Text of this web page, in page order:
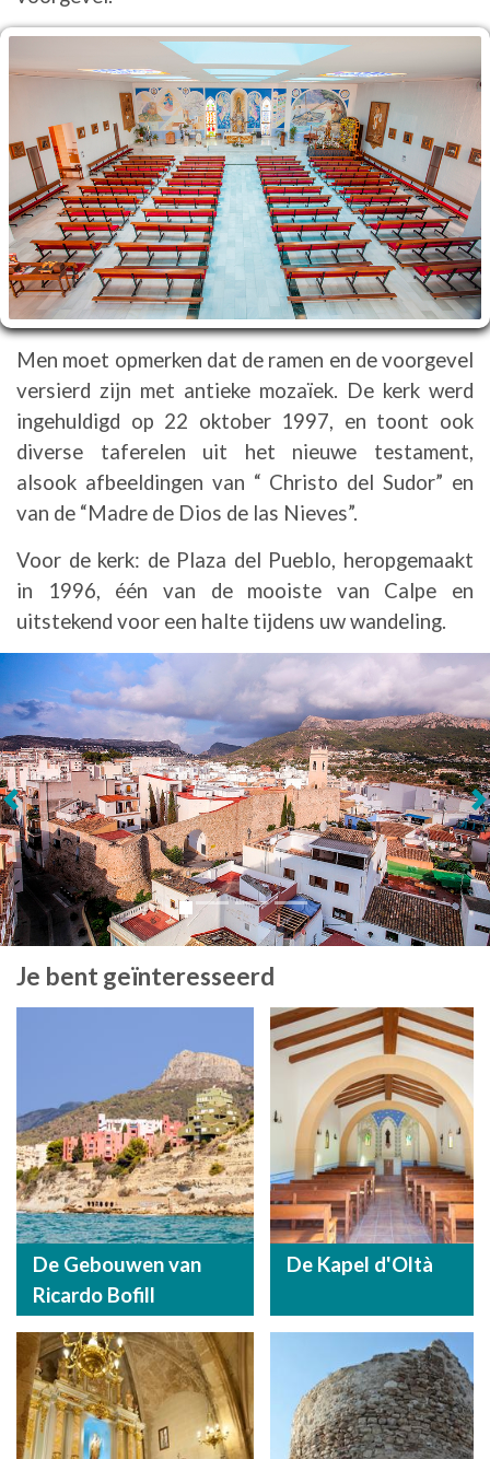
Men moet opmerken dat de ramen en de voorgevel
versierd zijn met antieke mozaïek. De kerk werd
ingehuldigd op 22 oktober 1997, en toont ook
diverse taferelen uit het nieuwe testament,
alsook afbeeldingen van “ Christo del Sudor” en
van de “Madre de Dios de las Nieves”.
Voor de kerk: de Plaza del Pueblo, heropgemaakt
in 1996, één van de mooiste van Calpe en
uitstekend voor een halte tijdens uw wandeling.
Volgende
Je bent geïnteresseerd
De Gebouwen van
Ricardo Bofill
De Kapel d'Oltà